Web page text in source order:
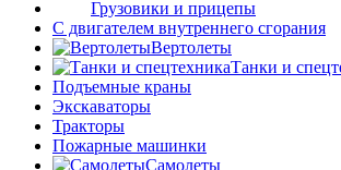
Грузовики и прицепы
С двигателем внутреннего сгорания
Вертолеты
Танки и
Подъемные краны
Экскаваторы
Тракторы
Пожарные машинки
Самолеты